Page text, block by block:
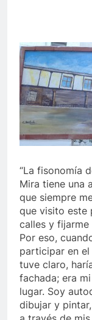
“La fisonomía
Mira tiene una
que siempre
que visito este
calles y fijarme
Por eso,
participar en el
tuve claro,
fachada; era
lugar. Soy
dibujar y